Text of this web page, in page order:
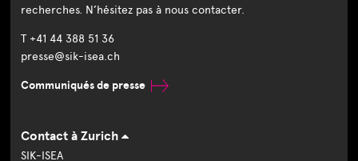
recherches. N’hésitez pas à nous contacter.
T +41 44 388 51 36
presse@sik-isea.ch
Communiqués de presse
Contact à Zurich
SIK-ISEA